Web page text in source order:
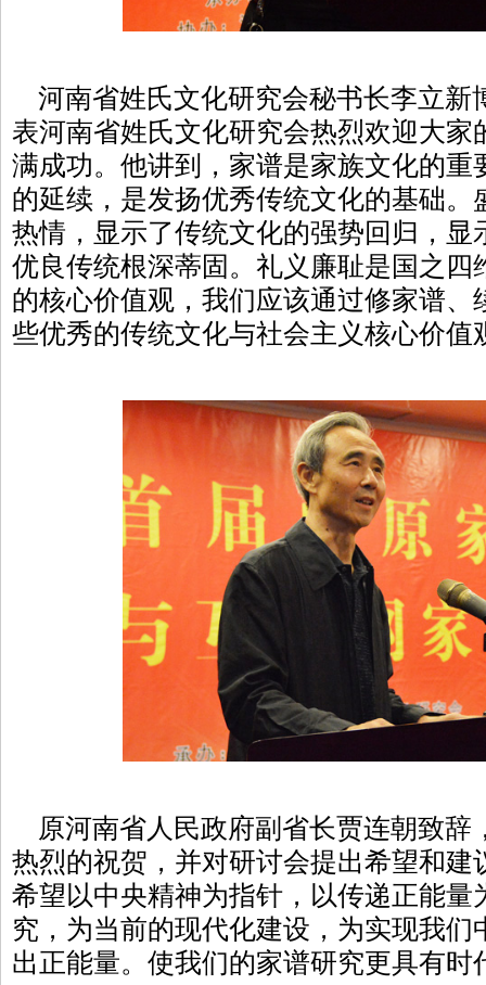
河南省姓氏文化研究会秘书长李立新
表河南省姓氏文化研究会热烈欢迎大家
满成功。他讲到，家谱是家族文化的重
的延续，是发扬优秀传统文化的基础。
热情，显示了传统文化的强势回归，显
优良传统根深蒂固。礼义廉耻是国之四
的核心价值观，我们应该通过修家谱、
些优秀的传统文化与社会主义核心价值
原河南省人民政府副省长贾连朝致辞
热烈的祝贺，并对研讨会提出希望和建
希望以中央精神为指针，以传递正能量
究，为当前的现代化建设，为实现我
出正能量。使我们的家谱研究更具有时